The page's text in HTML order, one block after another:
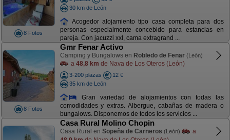
8 Fotos
30 km de León
Acogedor alojamiento tipo casa completa para dos
personas especialmente concebido para estancias en
pareja. Con jacuzzi xxl, cama extragrand ...
8 Fotos
Gmr Fenar Activo
Camping y Bungalows en Robledo de Fenar (León)
a 48,8 km de Nava de Los Oteros (León)
3-200 plazas
12 €
35 km de León
Gran variedad de alojamientos con todas las
comodidades y extras. Albergue, cabañas de madera o
bungalows. Disponemos de todos los servicios ...
Casa Rural Molino Chopin
Casa Rural en Sopeña de Carneros (León)
a